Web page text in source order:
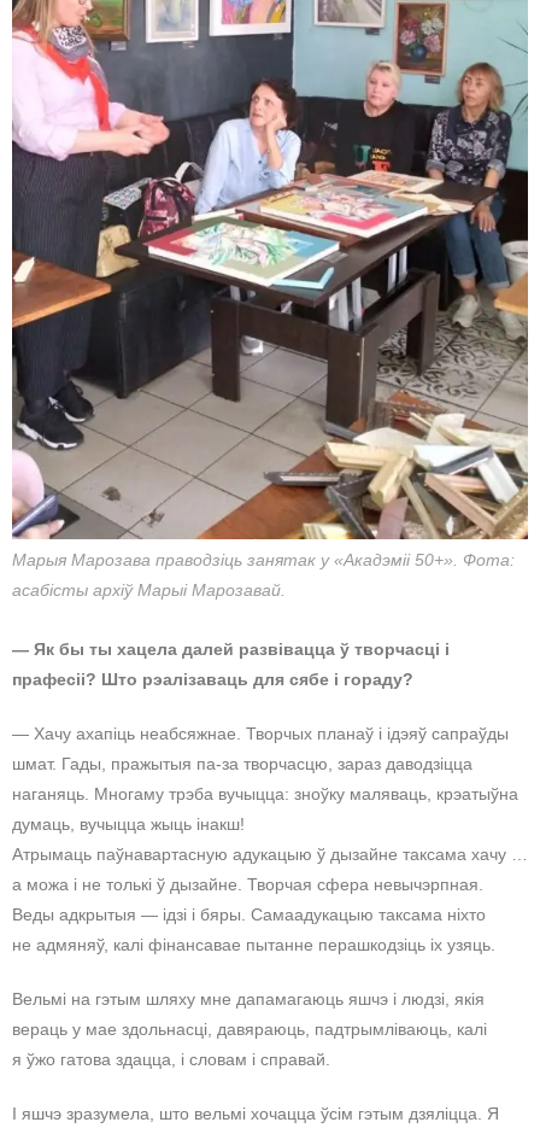
Марыя Марозава праводзіць занятак у «Акадэміі 50+». Фота:
асабісты архіў Марыі Марозавай.
— Як бы ты хацела далей развівацца ў творчасці і
прафесіі? Што рэалізаваць для сябе і гораду?
— Хачу ахапіць неабсяжнае. Творчых планаў і ідэяў сапраўды
шмат. Гады, пражытыя па-за творчасцю, зараз даводзіцца
наганяць. Многаму трэба вучыцца: зноўку маляваць, крэатыўна
думаць, вучыцца жыць інакш!
Атрымаць паўнавартасную адукацыю ў дызайне таксама хачу …
а можа і не толькі ў дызайне. Творчая сфера невычэрпная.
Веды адкрытыя — ідзі і бяры. Самаадукацыю таксама ніхто
не адмяняў, калі фінансавае пытанне перашкодзіць іх узяць.
Вельмі на гэтым шляху мне дапамагаюць яшчэ і людзі, якія
вераць у мае здольнасці, давяраюць, падтрымліваюць, калі
я ўжо гатова здацца, і словам і справай.
І яшчэ зразумела, што вельмі хочацца ўсім гэтым дзяліцца. Я